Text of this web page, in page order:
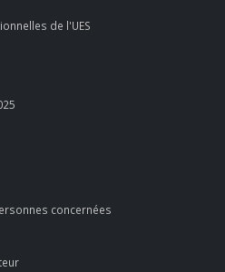
de l'UES
concernées